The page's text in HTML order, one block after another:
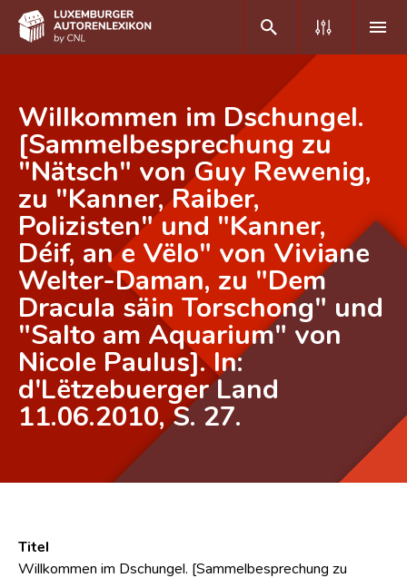
DE FR
Home
Autor(inn)en A-Z
Erweiterte Suche
Häufige Fragen und Antworten
CNL
Forschungsgruppe
Kontakt
Willkommen im Dschungel.
[Sammelbesprechung zu
"Nätsch" von Guy Rewenig,
zu "Kanner, Raiber,
Polizisten" und "Kanner,
Déif, an e Vëlo" von Viviane
Welter-Daman, zu "Dem
Dracula säin Torschong" und
"Salto am Aquarium" von
Nicole Paulus]. In:
d'Lëtzebuerger Land
11.06.2010, S. 27.
Titel
Willkommen im Dschungel. [Sammelbesprechung zu